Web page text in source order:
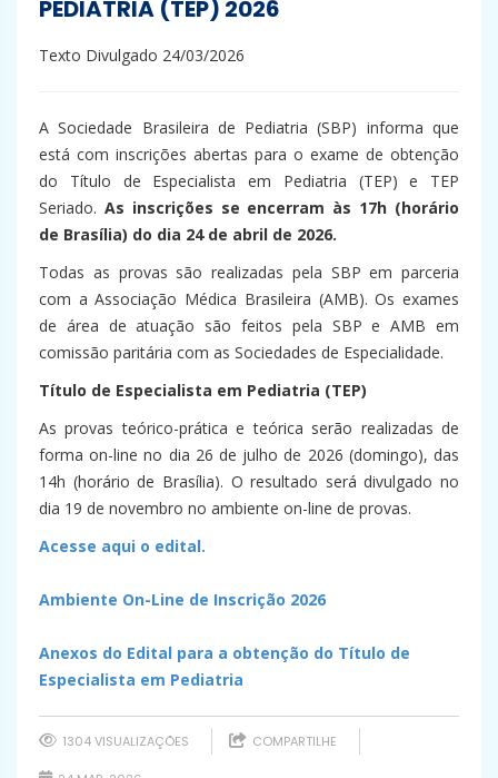
PEDIATRIA (TEP) 2026
Texto Divulgado 24/03/2026
A Sociedade Brasileira de Pediatria (SBP) informa que
está com inscrições abertas para o exame de obtenção
do Título de Especialista em Pediatria (TEP) e TEP
Seriado. As inscrições se encerram às 17h (horário
de Brasília) do dia 24 de abril de 2026.
Todas as provas são realizadas pela SBP em parceria
com a Associação Médica Brasileira (AMB). Os exames
de área de atuação são feitos pela SBP e AMB em
comissão paritária com as Sociedades de Especialidade.
Título de Especialista em Pediatria (TEP)
As provas teórico-prática e teórica serão realizadas de
forma on-line no dia 26 de julho de 2026 (domingo), das
14h (horário de Brasília). O resultado será divulgado no
dia 19 de novembro no ambiente on-line de provas.
Acesse aqui o edital.
Ambiente On-Line de Inscrição 2026
Anexos do Edital para a obtenção do Título de
Especialista em Pediatria
1304 VISUALIZAÇÕES COMPARTILHE